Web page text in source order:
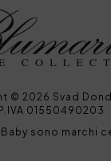
© 2026 Svad
P.IVA 01550490203
sono marchi